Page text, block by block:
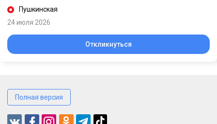
Пушкинская
24 июля 2026
Откликнуться
Полная версия